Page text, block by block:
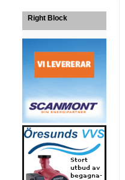
Right Block